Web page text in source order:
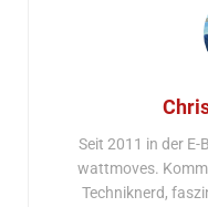
Seit 2011 in der E-
wattmoves.
Techniknerd,